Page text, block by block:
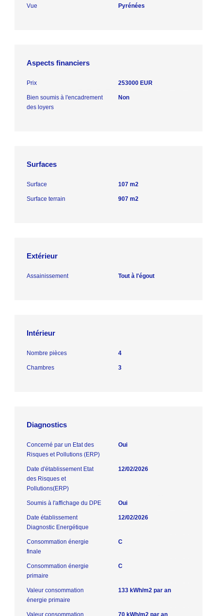
Vue Pyrénées
Aspects financiers
Prix 253000 EUR
Bien soumis à l'encadrement
des loyers
Non
Surfaces
Surface 107 m2
Surface terrain 907 m2
Extérieur
Assainissement Tout à l'égout
Intérieur
Nombre pièces 4
Chambres 3
Diagnostics
Concerné par un Etat des
Risques et Pollutions (ERP)
Oui
Date d'établissement Etat
des Risques et
Pollutions(ERP)
12/02/2026
Soumis à l'affichage du DPE Oui
Date établissement
Diagnostic Energétique
12/02/2026
Consommation énergie
finale
C
Consommation énergie
primaire
C
Valeur consommation
énergie primaire
133 kWh/m2 par an
Valeur consommation
70 kWh/m2 par an